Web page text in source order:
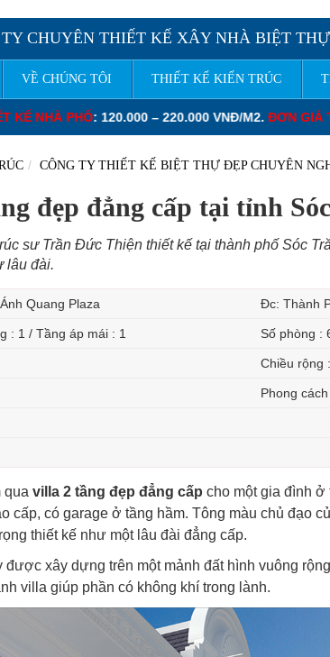
TY CHUYÊN THIẾT KẾ XÂY NHÀ BIỆT
VỀ CHÚNG TÔI THIẾT KẾ KIẾN TRÚC
KẾ BIỆT THỰ: 130.000 – 280.000 VNĐ/M2.ĐƠN
CÔNG TY THIẾT KẾ BIỆT THỰ ĐẸP CHUYÊN
đẹp đẳng cấp tại tỉnh
sư Trần Đức Thiện thiết kế tại thành phố Sóc
lâu đài.
Quang Plaza Đc: Thành
: 1 / Tầng áp mái : 1 Số phòng :
Chiều rộng
Phong
qua villa 2 tầng đẹp đẳng cấp cho một gia đình
cấp, có garage ở tầng hầm. Tông màu chủ đạo
thiết kế như một lâu đài đẳng cấp.
được xây dựng trên một mảnh đất hình vuông
villa giúp phần có không khí trong lành.